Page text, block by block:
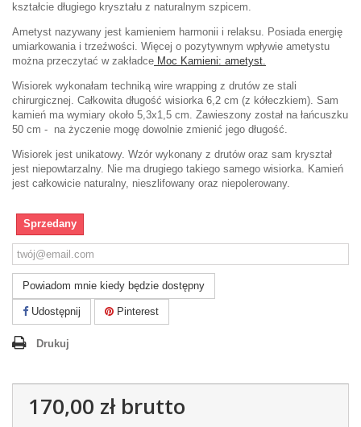
kształcie długiego kryształu z naturalnym szpicem.
Ametyst nazywany jest kamieniem harmonii i relaksu. Posiada energię
umiarkowania i trzeźwości. Więcej o pozytywnym wpływie ametystu
można przeczytać w zakładce Moc Kamieni: ametyst.
Wisiorek wykonałam techniką wire wrapping z drutów ze stali
chirurgicznej. Całkowita długość wisiorka 6,2 cm (z kółeczkiem). Sam
kamień ma wymiary około 5,3x1,5 cm. Zawieszony został na łańcuszku
50 cm - na życzenie mogę dowolnie zmienić jego długość.
Wisiorek jest unikatowy. Wzór wykonany z drutów oraz sam kryształ
jest niepowtarzalny. Nie ma drugiego takiego samego wisiorka. Kamień
jest całkowicie naturalny, nieszlifowany oraz niepolerowany.
Sprzedany
Powiadom mnie kiedy będzie dostępny
Udostępnij Pinterest
Drukuj
170,00 złbrutto